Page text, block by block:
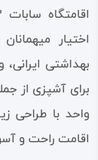
اختیار
بهداشتی
برای آشپزی از
واحد با طراحی
اقامت راحت و